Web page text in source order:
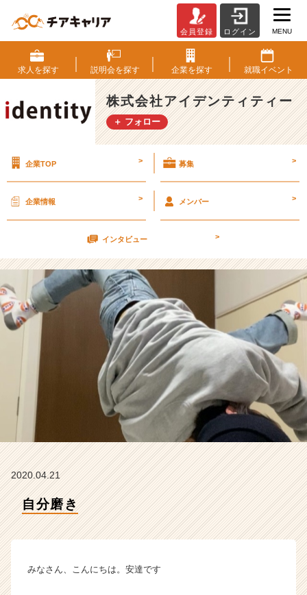
分
磨
き
【株
式
会
デ
ィ
テ
ー
の
タ
イ
ム
ラ
イ
ン】
|
ベ
ン
チ
ャ
ら
カ
会員登録 ログイン MENU
求人を探す 説明会を探す 企業を探す 就職イベント
株式会社アイデンティティー
＋ フォロー
企業TOP > 募集 >
企業情報 > メンバー >
インタビュー >
2020.04.21
自分磨き
みなさん、こんにちは。安達です